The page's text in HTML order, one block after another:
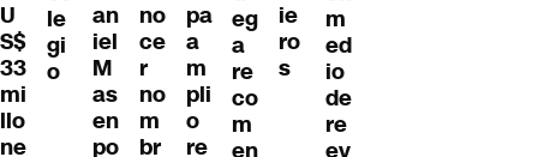
U
S$
33
mi
llo
ne
le
gi
o
an
iel
M
as
en
po
no
ce
r
no
m
br
pa
a
m
pli
o
re
eg
a
re
co
m
en
ie
ro
s
m
ed
io
de
re
ev